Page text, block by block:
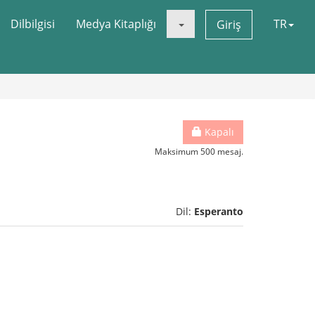
Dilbilgisi Medya Kitaplığı Giriş TR
Kapalı
Maksimum 500 mesaj.
Dil: Esperanto